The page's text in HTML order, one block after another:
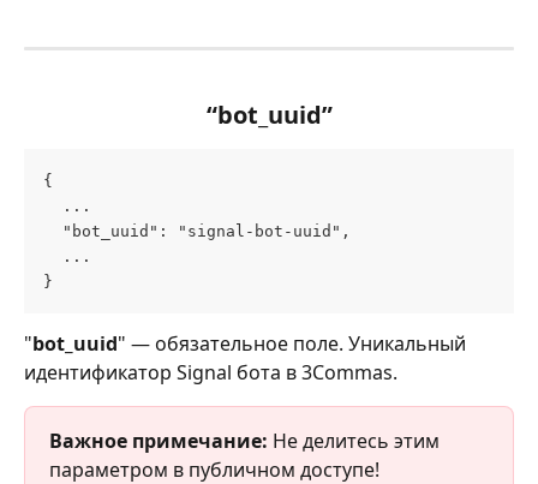
“bot_uuid”
{
  ...
  "bot_uuid": "signal-bot-uuid",
  ...
}
"bot_uuid" — обязательное поле. Уникальный
идентификатор Signal бота в 3Commas.
Важное примечание: Не делитесь этим
параметром в публичном доступе!